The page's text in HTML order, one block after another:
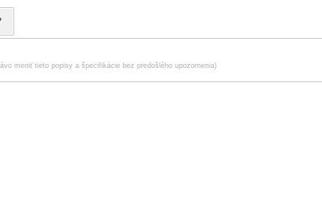
meniť tieto popisy a špecifikácie bez predošlého upozornenia)